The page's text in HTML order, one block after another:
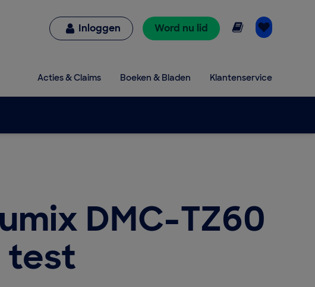
Inloggen Word nu lid Online lezen
Acties & Claims Boeken & Bladen Klantenservice
DMC-TZ60
test